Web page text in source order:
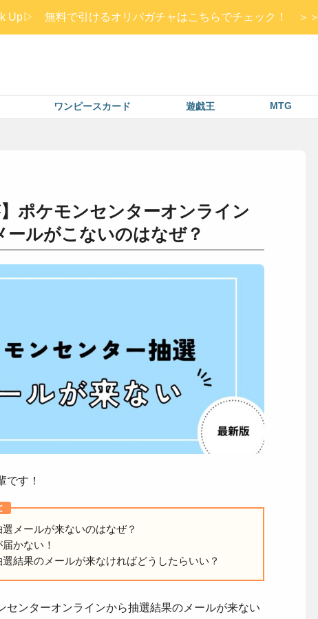
Up▷ 無料で引けるオリパガチャはこちらでチェック！ ＞＞
ワンピースカード 遊戯王 MTG
】ポケモンセンターオンライン
ールがこないのはなぜ？
です！
メールが来ないのはなぜ？
かない！
結果のメールが来なければどうしたらいい？
センターオンラインから抽選結果のメールが来ない